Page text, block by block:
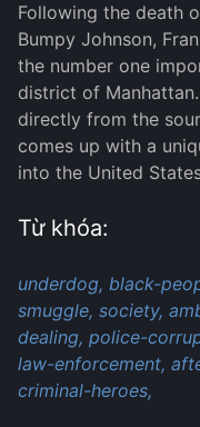
Following the death
Bumpy Johnson,
the number one
district of
directly from the
comes up with a
into the United
Từ khóa:
underdog, black-
smuggle, society,
dealing, police-
law-enforcement,
criminal-heroes,